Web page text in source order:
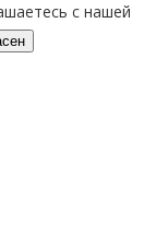
с нашей